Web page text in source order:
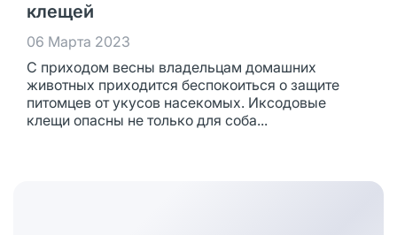
клещей
06 Марта 2023
С приходом весны владельцам домашних
животных приходится беспокоиться о защите
питомцев от укусов насекомых. Иксодовые
клещи опасны не только для соба...